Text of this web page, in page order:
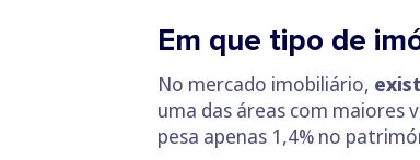
Em que tipo de
No mercado imobiliário,
uma das áreas com maiores
pesa apenas 1,4% no